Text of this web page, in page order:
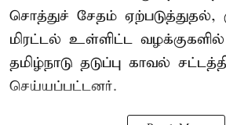
சொத்துச் சேதம் ஏற்படுத்துதல்,
மிரட்டல் உள்ளிட்ட வழக்குகளில்
தமிழ்நாடு தடுப்பு காவல்
செய்யப்பட்டனர்.